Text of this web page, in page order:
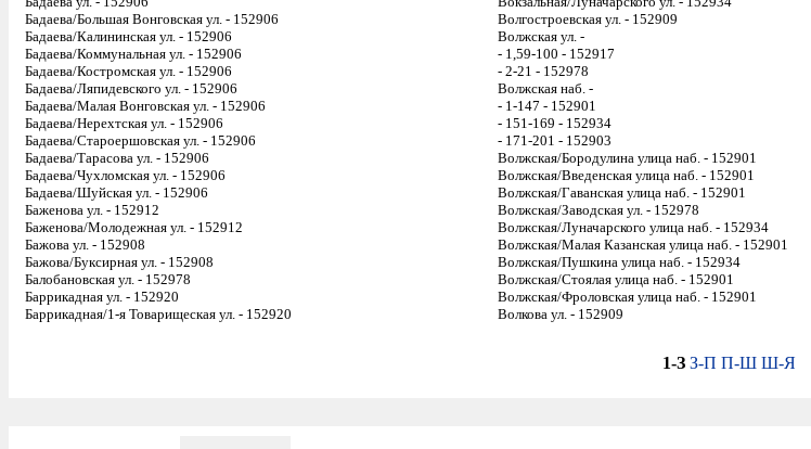
Бадаева/Большая Вонговская ул. - 152906
Бадаева/Калининская ул. - 152906
Бадаева/Коммунальная ул. - 152906
Бадаева/Костромская ул. - 152906
Бадаева/Ляпидевского ул. - 152906
Бадаева/Малая Вонговская ул. - 152906
Бадаева/Нерехтская ул. - 152906
Бадаева/Староершовская ул. - 152906
Бадаева/Тарасова ул. - 152906
Бадаева/Чухломская ул. - 152906
Бадаева/Шуйская ул. - 152906
Баженова ул. - 152912
Баженова/Молодежная ул. - 152912
Бажова ул. - 152908
Бажова/Буксирная ул. - 152908
Балобановская ул. - 152978
Баррикадная ул. - 152920
Баррикадная/1-я Товарищеская ул. - 152920
Волгостроевская ул. - 152909
Волжская ул. -
- 1,59-100 - 152917
- 2-21 - 152978
Волжская наб. -
- 1-147 - 152901
- 151-169 - 152934
- 171-201 - 152903
Волжская/Бородулина улица наб. - 152901
Волжская/Введенская улица наб. - 152901
Волжская/Гаванская улица наб. - 152901
Волжская/Заводская ул. - 152978
Волжская/Луначарского улица наб. - 152934
Волжская/Малая Казанская улица наб. - 152901
Волжская/Пушкина улица наб. - 152934
Волжская/Стоялая улица наб. - 152901
Волжская/Фроловская улица наб. - 152901
Волкова ул. - 152909
1-З З-П П-Ш Ш-Я